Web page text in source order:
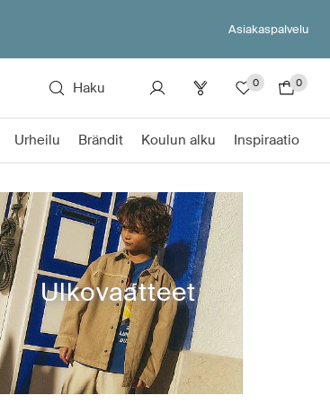
Asiakaspalvelu
Haku 0 0
Urheilu Brändit Koulun alku Inspiraatio
Ulkovaatteet